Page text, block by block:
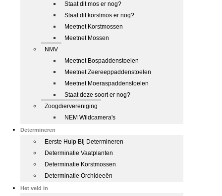
Staat dit mos er nog?
Staat dit korstmos er nog?
Meetnet Korstmossen
Meetnet Mossen
NMV
Meetnet Bospaddenstoelen
Meetnet Zeereeppaddenstoelen
Meetnet Moeraspaddenstoelen
Staat deze soort er nog?
Zoogdiervereniging
NEM Wildcamera's
Determineren
Eerste Hulp Bij Determineren
Determinatie Vaatplanten
Determinatie Korstmossen
Determinatie Orchideeën
Het veld in